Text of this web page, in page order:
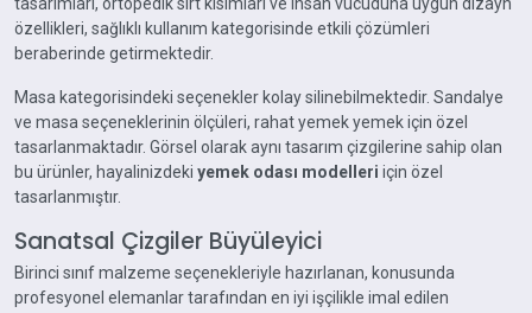
tasarımları, ortopedik sırt kısımları ve insan vücuduna uygun dizayn
özellikleri, sağlıklı kullanım kategorisinde etkili çözümleri
beraberinde getirmektedir.
Masa kategorisindeki seçenekler kolay silinebilmektedir. Sandalye
ve masa seçeneklerinin ölçüleri, rahat yemek yemek için özel
tasarlanmaktadır. Görsel olarak aynı tasarım çizgilerine sahip olan
bu ürünler, hayalinizdeki yemek odası modelleri için özel
tasarlanmıştır.
Sanatsal Çizgiler Büyüleyici
Birinci sınıf malzeme seçenekleriyle hazırlanan, konusunda
profesyonel elemanlar tarafından en iyi işçilikle imal edilen